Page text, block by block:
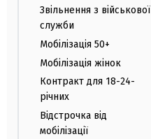
Звільнення з військової
служби
Мобілізація 50+
Мобілізація жінок
Контракт для 18-24-
річних
Відстрочка від
мобілізації